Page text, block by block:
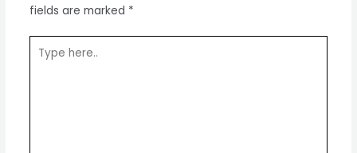
fields are marked *
here..